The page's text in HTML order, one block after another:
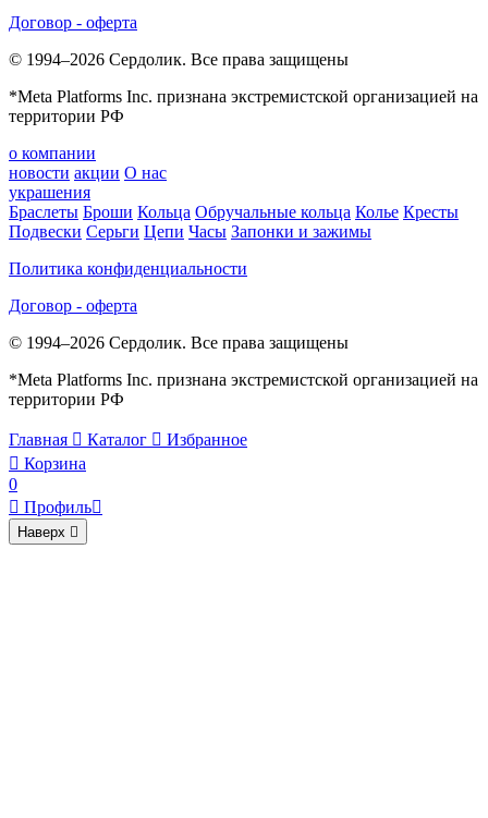
Договор - оферта
© 1994–2026 Сердолик. Все права защищены
*Meta Platforms Inc. признана экстремистской организацией на
территории РФ
о компании
новости акции О нас
украшения
Браслеты Броши Кольца Обручальные кольца Колье Кресты
Подвески Серьги Цепи Часы Запонки и зажимы
Политика конфиденциальности
Договор - оферта
© 1994–2026 Сердолик. Все права защищены
*Meta Platforms Inc. признана экстремистской организацией на
территории РФ
Главная  Каталог  Избранное
 Корзина
0
 Профиль
Наверх 